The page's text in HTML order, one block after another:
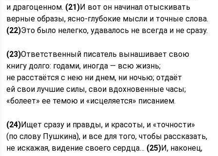
и драгоценном. (21)И вот он начинал отыскивать
верные образы, ясно-глубокие мысли и точные слова.
(22)Это было нелегко, удавалось не всегда и не сразу.
(23)Ответственный писатель вынашивает свою
книгу долго: годами, иногда — всю жизнь;
не расстаётся с нею ни днем, ни ночью; отдаёт
ей свои лучшие силы, свои вдохновенные часы;
«болеет» ее темою и «исцеляется» писанием.
(24)Ищет сразу и правды, и красоты, и «точности»
(по слову Пушкина), и все для того, чтобы рассказать,
не искажая, видение своего сердца… (25)И, наконец,